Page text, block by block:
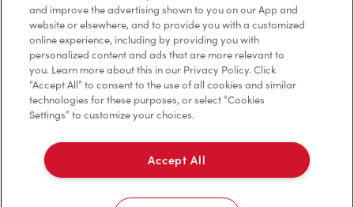
Marques de commerce
Accessibilité
Diagnostic
Contactez-nous
and improve the advertising shown to you on our App and
website or elsewhere, and to provide you with a customized
online experience, including by providing you with
personalized content and ads that are more relevant to
you. Learn more about this in our Privacy Policy. Click
“Accept All” to consent to the use of all cookies and similar
technologies for these purposes, or select “Cookies
Settings” to customize your choices.
Accept All